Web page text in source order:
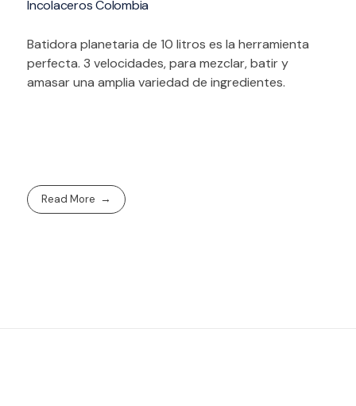
Incolaceros Colombia
Batidora planetaria de 10 litros es la herramienta
perfecta. 3 velocidades, para mezclar, batir y
amasar una amplia variedad de ingredientes.
Read More